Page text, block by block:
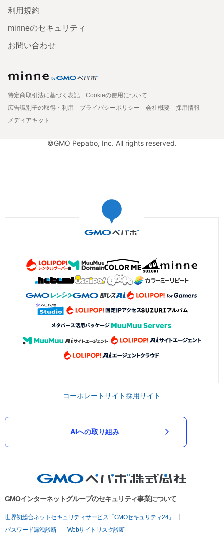
利用規約
minneのセキュリティ
お問い合わせ
特定商取引法に基づく表記
Cookieの使用について
広告識別子の取得・利用
プライバシーポリシー 会社概要
採用情報
メディアキット
©GMO Pepabo, Inc. All rights reserved.
コーポレートサイト採用サイト
AIへの取り組み
GMOインターネットグループのセキュリティ事業について
世界初総合ネットセキュリティサービス「GMOセキュリティ24」
パスワード漏洩診断
Webサイトリスク診断